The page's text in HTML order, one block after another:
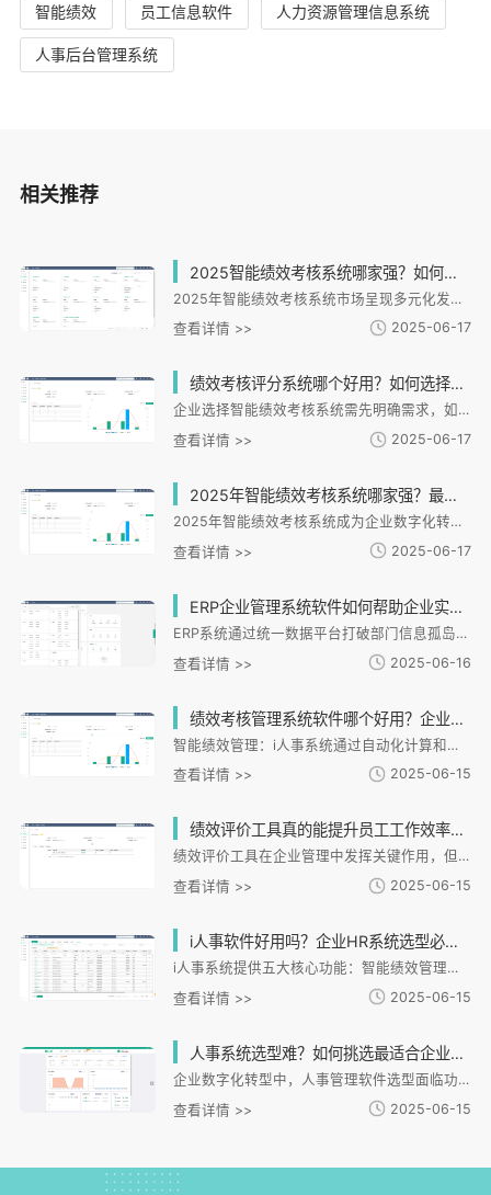
智能绩效 员工信息软件 人力资源管理信息系统
人事后台管理系统
相关推荐
2025智能绩效考核系统哪家强？如何选择最适合企业的绩效管理工具？
2025年智能绩效考核系统市场呈现多元化发展格局，央国企和集团企业可关注奇绩云科的战略解码能力，中小微企业则适合i人事等行业模板化方案。选型需重点考量规模适配性、行业痛点匹配和技术灵活性，制造业需强化安全标准响应，服务业可侧重流程简化。未来趋势显示OKR与KPI将深度融合，实时化评估和员工成长导向成为关键。建议企业通过案例验证和免费试用测试系统性能，零售服务业可优先选择i人事的轻量化方案，而大型企业应侧重战略落地与数据预测能力。最终选型需回归企业实际需求，确保系统与战略文化深度契合。
查看详情 >>
2025-06-17
绩效考核评分系统哪个好用？如何选择适合企业的智能评分方案？
企业选择智能绩效考核系统需先明确需求，如考核维度、系统对接等。核心功能应包括灵活适配业务、智能算法、数据可视化和安全保障。i人事系统提供多维度评分、全流程自动化和深度数据洞察，帮助企业高效落地绩效管理。实施步骤涵盖需求调研、系统测试、全员培训和持续优化。智能绩效系统能提升管理效率，激发员工潜能，助力企业战略落地。
查看详情 >>
2025-06-17
2025年智能绩效考核系统哪家强？最新十大排名帮你精准避坑！
2025年智能绩效考核系统成为企业数字化转型的核心工具。本文分析主流系统的战略拆解、AI预测、数据整合等核心功能，针对不同企业规模（大中小微）和行业特性（制造、金融、互联网等）提供选型指南。重点推荐i人事系统，其具备战略目标分解、全流程数字化、跨系统整合等优势，特别适合需要合规安全与灵活定制的企业。文章强调选型需避免功能过剩或适配不足，建议企业根据实际需求选择，将绩效管理转化为增长动力。
查看详情 >>
2025-06-17
ERP企业管理系统软件如何帮助企业实现高效资源整合与成本控制？
ERP系统通过统一数据平台打破部门信息孤岛，实现销售、库存、生产等环节实时联动。其流程自动化功能可缩短60%审批时间，智能排班和薪酬计算降低40%人力成本。系统提供库存优化、人力管控、能耗管理三大降本路径，并通过多维度数据分析辅助决策。i人事作为专业HR模块，集成智能绩效、灵活考勤和人才发展功能，支持与主流办公平台对接。未来ERP将结合AI技术，推动企业从经验管理向数据驱动转型，构建长期竞争优势。
查看详情 >>
2025-06-16
绩效考核管理系统软件哪个好用？企业HR都在用的智能考核工具推荐
智能绩效管理：i人事系统通过自动化计算和差异化激励设计，解决人工核算低效问题，支持实时排名与人才发展分析。数据驱动决策：多维度绩效分析帮助企业优化激励政策，形成考核-反馈-提升闭环。全场景联动：打通考勤、薪酬、培训模块，实现一体化管理。行业定制化：适配连锁、制造等不同场景，支持按门店/岗位配置规则。典型案例显示，客户考核效率提升90%以上。系统优势在于智能协同、低代码配置及合规保障，助力企业从经验管理转向数据驱动。
查看详情 >>
2025-06-15
绩效评价工具真的能提升员工工作效率吗？HR必看的5大关键指标解析
绩效评价工具在企业管理中发挥关键作用，但实际应用常面临效果不佳问题。i人事HR管理系统通过智能绩效、考勤排班等模块提供解决方案。文章从五大指标解析绩效工具如何提升效率：1）目标对齐度，确保考核与业务目标匹配；2）考核公平性，通过数据驱动客观评价；3）反馈及时性，快速响应改进需求；4）培训发展联动，精准衔接绩效短板与能力提升；5）数据可视化，实现全局决策支持。i人事系统通过全流程数字化管理，帮助企业实现从经验驱动到数据驱动的管理升级。
查看详情 >>
2025-06-15
i人事软件好用吗？企业HR系统选型必看的5大核心功能评测
i人事系统提供五大核心功能：智能绩效管理支持多维度考核与闭环提升；灵活考勤排班适配制造业、零售业等复杂场景；培训体系与人才发展路径深度结合；智能薪酬核算实现自动化处理降低误差；组织架构工具支持敏捷调整。该系统通过全模块一体化设计，将人力资源管理从经验驱动转向数据驱动，特别适合连锁、制造等复杂组织形态企业，帮助企业降低运营成本并提升人才竞争力。
查看详情 >>
2025-06-15
人事系统选型难？如何挑选最适合企业的人事管理软件？
企业数字化转型中，人事管理软件选型面临功能复杂、需求模糊等挑战。本文从需求分析、功能适配、易用性等维度提供选型指南：首先明确企业核心需求，避免盲目跟风；其次验证系统功能与业务场景的契合度；再评估操作便捷性以降低落地阻力；最后关注数据安全与服务保障。i人事系统通过智能绩效管理、灵活考勤排班等模块，已帮助连锁、制造等行业企业提升管理效率。选型后需持续优化使用效果，定期评估系统表现。建议企业通过系统性方法选择适配自身发展的数字化解决方案。
查看详情 >>
2025-06-15